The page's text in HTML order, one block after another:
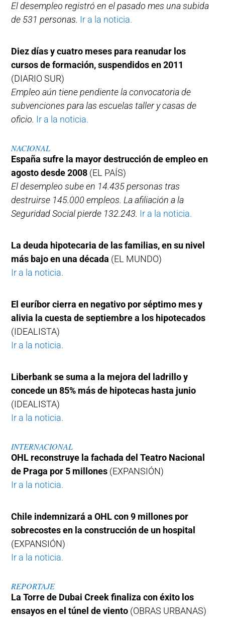
El desempleo registró en el pasado mes una subida
de 531 personas. Ir a la noticia.
Diez días y cuatro meses para reanudar los
cursos de formación, suspendidos en 2011
(DIARIO SUR)
Empleo aún tiene pendiente la convocatoria de
subvenciones para las escuelas taller y casas de
oficio. Ir a la noticia.
NACIONAL
España sufre la mayor destrucción de empleo en
agosto desde 2008 (EL PAÍS)
El desempleo sube en 14.435 personas tras
destruirse 145.000 empleos. La afiliación a la
Seguridad Social pierde 132.243. Ir a la noticia.
La deuda hipotecaria de las familias, en su nivel
más bajo en una década (EL MUNDO)
Ir a la noticia.
El euríbor cierra en negativo por séptimo mes y
alivia la cuesta de septiembre a los hipotecados
(IDEALISTA)
Ir a la noticia.
Liberbank se suma a la mejora del ladrillo y
concede un 85% más de hipotecas hasta junio
(IDEALISTA)
Ir a la noticia.
INTERNACIONAL
OHL reconstruye la fachada del Teatro Nacional
de Praga por 5 millones (EXPANSIÓN)
Ir a la noticia.
Chile indemnizará a OHL con 9 millones por
sobrecostes en la construcción de un hospital
(EXPANSIÓN)
Ir a la noticia.
REPORTAJE
La Torre de Dubai Creek finaliza con éxito los
ensayos en el túnel de viento (OBRAS URBANAS)